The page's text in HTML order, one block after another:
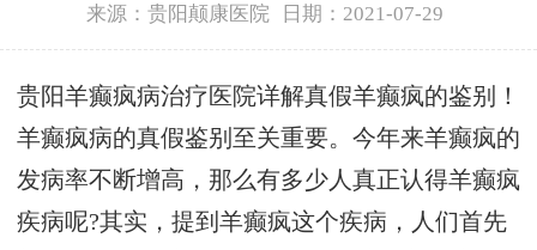
来源：贵阳颠康医院 日期：2021-07-29
贵阳羊癫疯病治疗医院详解真假羊癫疯的鉴别！
羊癫疯病的真假鉴别至关重要。今年来羊癫疯的
发病率不断增高，那么有多少人真正认得羊癫疯
疾病呢?其实，提到羊癫疯这个疾病，人们首先